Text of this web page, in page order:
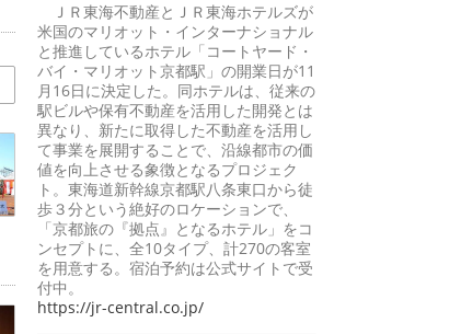
ＪＲ東海不動産とＪＲ東海ホテルズが
米国のマリオット・インターナショナル
と推進しているホテル「コートヤード・
バイ・マリオット京都駅」の開業日が11
月16日に決定した。同ホテルは、従来の
駅ビルや保有不動産を活用した開発とは
異なり、新たに取得した不動産を活用し
て事業を展開することで、沿線都市の価
値を向上させる象徴となるプロジェク
ト。東海道新幹線京都駅八条東口から徒
歩３分という絶好のロケーションで、
「京都旅の『拠点』となるホテル」をコ
ンセプトに、全10タイプ、計270の客室
を用意する。宿泊予約は公式サイトで受
付中。
https://jr-central.co.jp/